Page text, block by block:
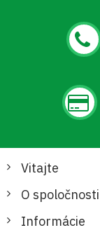
Vitajte
O spoločnosti
Informácie